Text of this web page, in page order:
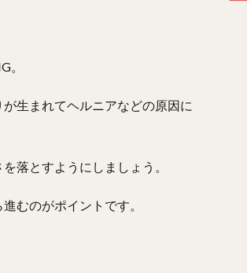
。
生まれてヘルニアなどの原因に
落とすようにしましょう。
むのがポイントです。